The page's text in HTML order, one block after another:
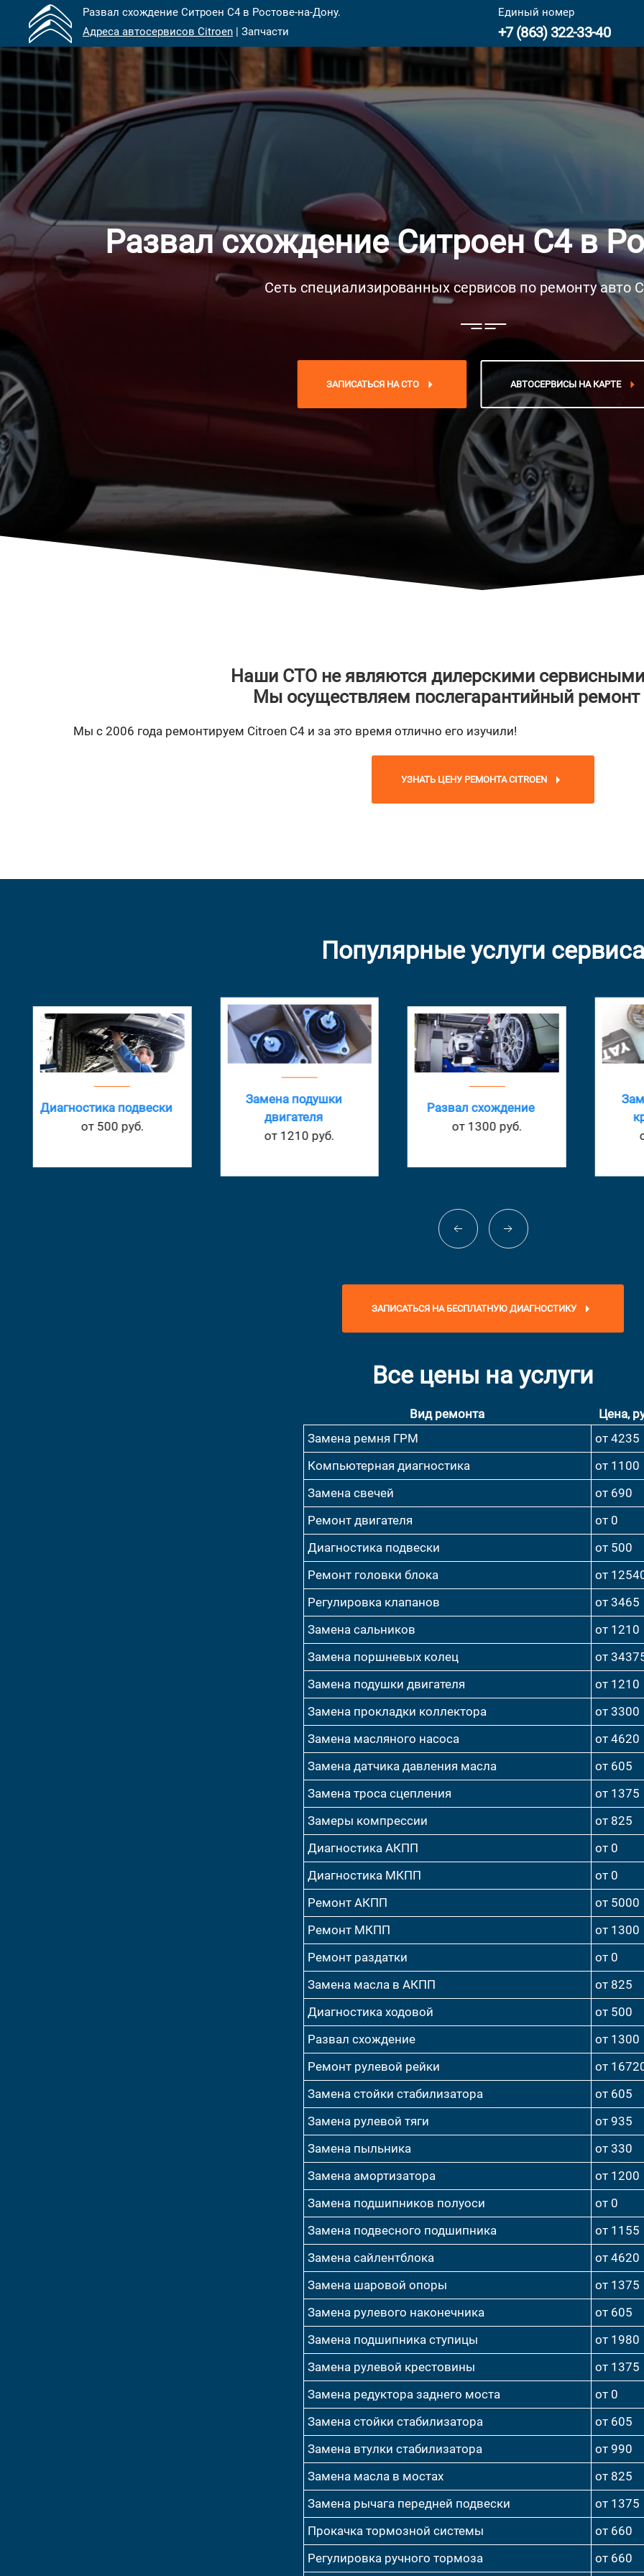
Развал схождение Ситроен С4 в Ростове-на-Дону.
Адреса автосервисов Citroen | Запчасти
Единый номер
+7 (863) 322-33-40
Развал схождение Ситроен С4 в
Сеть специализированных сервисов по ремонту авто
ЗАПИСАТЬСЯ НА СТО АВТОСЕРВИСЫ НА КАРТЕ
Наши СТО не являются дилерскими
Мы осуществляем послегарантийный ремонт
Мы с 2006 года ремонтируем Citroen C4 и за это время отлично его изучили!
УЗНАТЬ ЦЕНУ РЕМОНТА CITROEN
Популярные услуги
Диагностика подвески
от 500 руб.
Замена подушки
двигателя
от 1210 руб.
Развал схождение
от 1300 руб.
ЗАПИСАТЬСЯ НА БЕСПЛАТНУЮ ДИАГНОСТИКУ
Все цены на услуги
Вид ремонта
Цена,
Замена ремня ГРМ
от 4235
Компьютерная диагностика
от 1100
Замена свечей
от 690
Ремонт двигателя
от 0
Диагностика подвески
от 500
Ремонт головки блока
от
Регулировка клапанов
от 3465
Замена сальников
от 1210
Замена поршневых колец
от
Замена подушки двигателя
от 1210
Замена прокладки коллектора
от 3300
Замена масляного насоса
от 4620
Замена датчика давления масла
от 605
Замена троса сцепления
от 1375
Замеры компрессии
от 825
Диагностика АКПП
от 0
Диагностика МКПП
от 0
Ремонт АКПП
от 5000
Ремонт МКПП
от 1300
Ремонт раздатки
от 0
Замена масла в АКПП
от 825
Диагностика ходовой
от 500
Развал схождение
от 1300
Ремонт рулевой рейки
от
Замена стойки стабилизатора
от 605
Замена рулевой тяги
от 935
Замена пыльника
от 330
Замена амортизатора
от 1200
Замена подшипников полуоси
от 0
Замена подвесного подшипника
от 1155
Замена сайлентблока
от 4620
Замена шаровой опоры
от 1375
Замена рулевого наконечника
от 605
Замена подшипника ступицы
от 1980
Замена рулевой крестовины
от 1375
Замена редуктора заднего моста
от 0
Замена стойки стабилизатора
от 605
Замена втулки стабилизатора
от 990
Замена масла в мостах
от 825
Замена рычага передней подвески
от 1375
Прокачка тормозной системы
от 660
Регулировка ручного тормоза
от 660